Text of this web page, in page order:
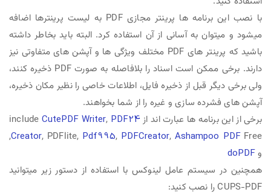
با نصب این برنامه ها پرینتر مجازی PDF به لیست پرینترها اضافه
میشود و میتوان به آسانی از آن استفاده کرد. البته باید بخاطر داشته
باشید که پرینتر های PDF مختلف ویژگی ها و آپشن های متفاوتی نیز
دارند. برخی ممکن است اسناد را بلافاصله به صورت PDF ذخیره کنند،
ولی برخی دیگر قبل از ذخیره فایل، اطلاعات خاصی را نظیر مکان ذخیره،
آپشن های فشرده سازی و غیره را از شما بخواهند.
برخی از این برنامه ها عبارت اند از include
CutePDF Writer, PDF24
Creator, PDFlite, Pdf995, PDFCreator,Ashampoo PDF
Free,
وdoPDF
همچنین در سیستم عامل لینوکس با استفاده از دستور زیر میتوانید
CUPS-PDF را نصب کنید: